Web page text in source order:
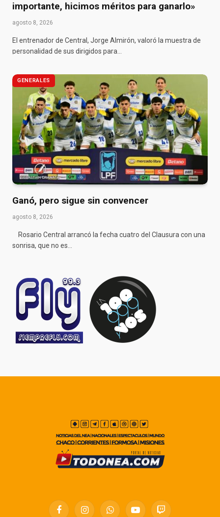
importante, hicimos méritos para ganarlo»
agosto 8, 2026
El entrenador de Central, Jorge Almirón, valoró la muestra de
personalidad de sus dirigidos para…
GENERALES
Ganó, pero sigue sin convencer
agosto 8, 2026
Rosario Central arrancó la fecha cuatro del Clausura con una
sonrisa, que no es…
FacebookInstagramWhatsAppYouTubeTwitch